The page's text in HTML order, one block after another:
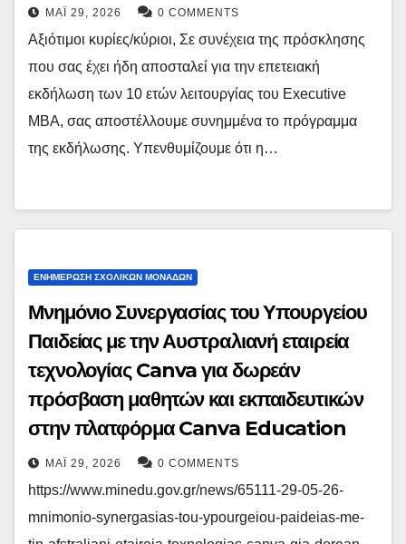
ΜΆΙ 29, 2026 0 COMMENTS
Αξιότιμοι κυρίες/κύριοι, Σε συνέχεια της πρόσκλησης
που σας έχει ήδη αποσταλεί για την επετειακή
εκδήλωση των 10 ετών λειτουργίας του Executive
MBA, σας αποστέλλουμε συνημμένα το πρόγραμμα
της εκδήλωσης. Υπενθυμίζουμε ότι η…
ΕΝΗΜΕΡΩΣΗ ΣΧΟΛΙΚΩΝ ΜΟΝΑΔΩΝ
Μνημόνιο Συνεργασίας του Υπουργείου
Παιδείας με την Αυστραλιανή εταιρεία
τεχνολογίας Canva για δωρεάν
πρόσβαση μαθητών και εκπαιδευτικών
στην πλατφόρμα Canva Education
ΜΆΙ 29, 2026 0 COMMENTS
https://www.minedu.gov.gr/news/65111-29-05-26-
mnimonio-synergasias-tou-ypourgeiou-paideias-me-